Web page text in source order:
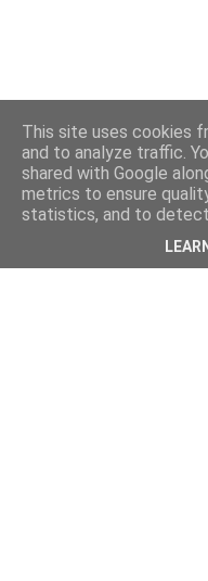
This site uses cookies
and to analyze traffic.
shared with Google
metrics to ensure
statistics, and to detect